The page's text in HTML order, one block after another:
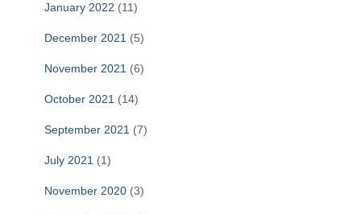
January 2022 (11)
December 2021 (5)
November 2021 (6)
October 2021 (14)
September 2021 (7)
July 2021 (1)
November 2020 (3)